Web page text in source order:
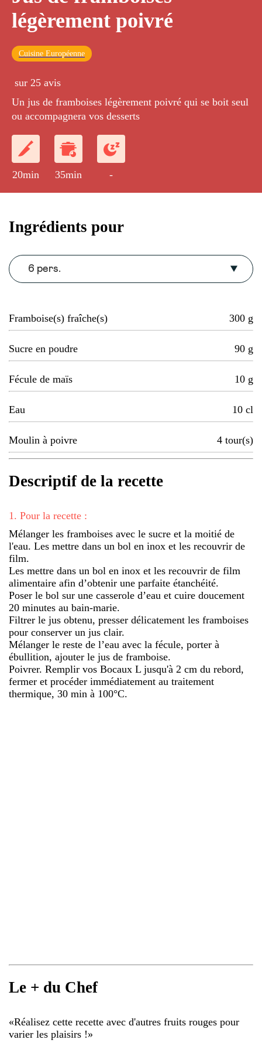
légèrement poivré
Cuisine Européenne
sur 25 avis
Un jus de framboises légèrement poivré qui se boit seul
ou accompagnera vos desserts
20min 35min -
Ingrédients pour
6 pers.
Framboise(s) fraîche(s) 300 g
Sucre en poudre 90 g
Fécule de maïs 10 g
Eau 10 cl
Moulin à poivre 4 tour(s)
Descriptif de la recette
1 . Pour la recette :
Mélanger les framboises avec le sucre et la moitié de
l'eau. Les mettre dans un bol en inox et les recouvrir de
film.
Les mettre dans un bol en inox et les recouvrir de film
alimentaire afin d’obtenir une parfaite étanchéité.
Poser le bol sur une casserole d’eau et cuire doucement
20 minutes au bain-marie.
Filtrer le jus obtenu, presser délicatement les framboises
pour conserver un jus clair.
Mélanger le reste de l’eau avec la fécule, porter à
ébullition, ajouter le jus de framboise.
Poivrer. Remplir vos Bocaux L jusqu'à 2 cm du rebord,
fermer et procéder immédiatement au traitement
thermique, 30 min à 100°C.
Le + du Chef
«Réalisez cette recette avec d'autres fruits rouges pour
varier les plaisirs !»